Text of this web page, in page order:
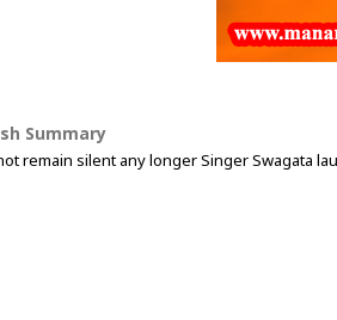
Summary
remain silent any longer Singer Swagata